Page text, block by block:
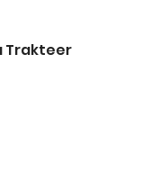
Trakteer